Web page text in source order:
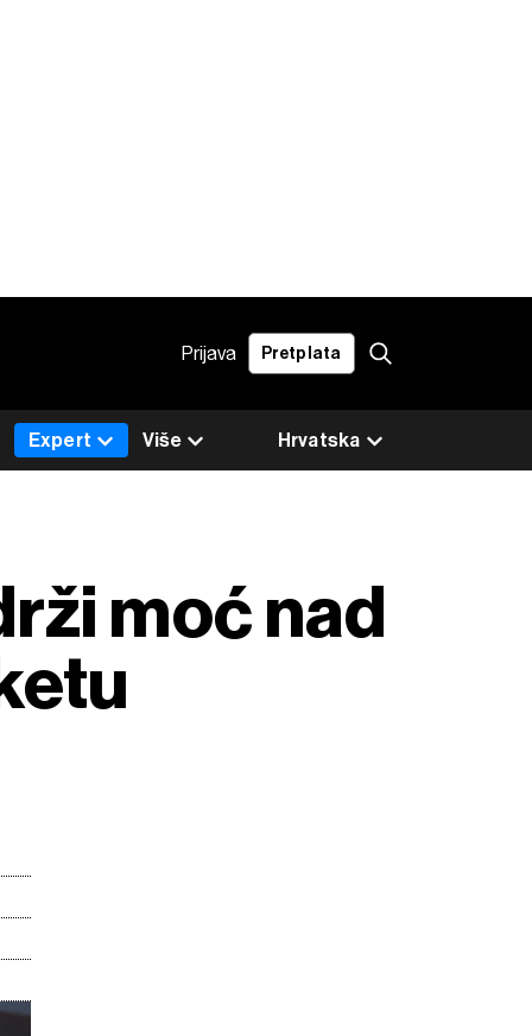
Prijava Pretplata
Hrvatska
Expert Više
moć nad